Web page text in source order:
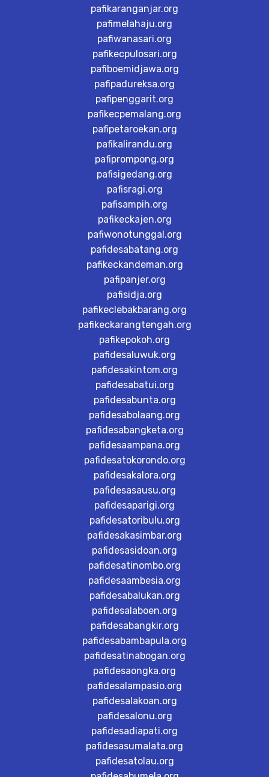
pafikaranganjar.org
pafimelahaju.org
pafiwanasari.org
pafikecpulosari.org
pafiboemidjawa.org
pafipadureksa.org
pafipenggarit.org
pafikecpemalang.org
pafipetaroekan.org
pafikalirandu.org
pafiprompong.org
pafisigedang.org
pafisragi.org
pafisampih.org
pafikeckajen.org
pafiwonotunggal.org
pafidesabatang.org
pafikeckandeman.org
pafipanjer.org
pafisidja.org
pafikeclebakbarang.org
pafikeckarangtengah.org
pafikepokoh.org
pafidesaluwuk.org
pafidesakintom.org
pafidesabatui.org
pafidesabunta.org
pafidesabolaang.org
pafidesabangketa.org
pafidesaampana.org
pafidesatokorondo.org
pafidesakalora.org
pafidesasausu.org
pafidesaparigi.org
pafidesatoribulu.org
pafidesakasimbar.org
pafidesasidoan.org
pafidesatinombo.org
pafidesaambesia.org
pafidesabalukan.org
pafidesalaboen.org
pafidesabangkir.org
pafidesabambapula.org
pafidesatinabogan.org
pafidesaongka.org
pafidesalampasio.org
pafidesalakoan.org
pafidesalonu.org
pafidesadiapati.org
pafidesasumalata.org
pafidesatolau.org